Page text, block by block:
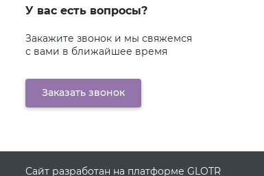
У вас есть вопросы?
Закажите звонок и мы свяжемся
с вами в ближайшее время
Заказать звонок
Сайт разработан на платформе GLOTR